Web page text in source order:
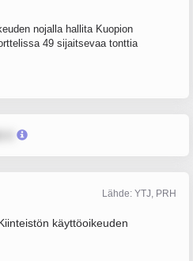
nojalla hallita Kuopion
49 sijaitsevaa tonttia
Lähde: YTJ, PRH
käyttöoikeuden